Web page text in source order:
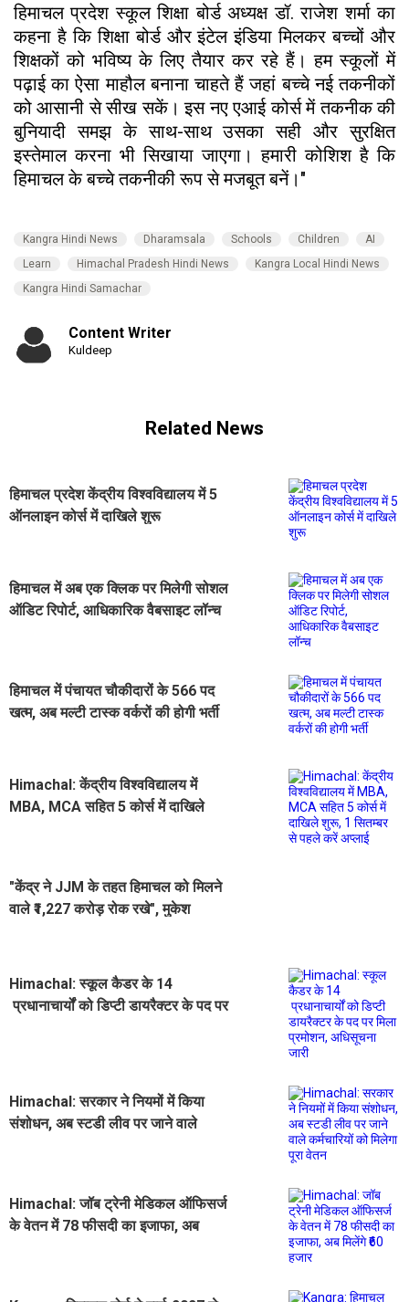
हिमाचल प्रदेश स्कूल शिक्षा बोर्ड अध्यक्ष डॉ. राजेश शर्मा का
कहना है कि शिक्षा बोर्ड और इंटेल इंडिया मिलकर बच्चों और
शिक्षकों को भविष्य के लिए तैयार कर रहे हैं। हम स्कूलों में
पढ़ाई का ऐसा माहौल बनाना चाहते हैं जहां बच्चे नई तकनीकों
को आसानी से सीख सकें। इस नए एआई कोर्स में तकनीक की
बुनियादी समझ के साथ-साथ उसका सही और सुरक्षित
इस्तेमाल करना भी सिखाया जाएगा। हमारी कोशिश है कि
हिमाचल के बच्चे तकनीकी रूप से मजबूत बनें।"
Kangra Hindi News Dharamsala Schools Children
AI
Learn
Himachal Pradesh Hindi News
Kangra Local Hindi News
Kangra Hindi Samachar
Content Writer
Kuldeep
Related News
हिमाचल प्रदेश केंद्रीय विश्वविद्यालय में 5
ऑनलाइन कोर्स में दाखिले शुरू
हिमाचल में अब एक क्लिक पर मिलेगी सोशल
ऑडिट रिपोर्ट, आधिकारिक वैबसाइट लॉन्च
हिमाचल में पंचायत चौकीदारों के 566 पद
खत्म, अब मल्टी टास्क वर्करों की होगी भर्ती
Himachal: केंद्रीय विश्वविद्यालय में
MBA, MCA सहित 5 कोर्स में दाखिले
"केंद्र ने JJM के तहत हिमाचल को मिलने
वाले ₹1,227 करोड़ रोक रखे", मुकेश
Himachal: स्कूल कैडर के 14
प्रधानाचार्यों को डिप्टी डायरैक्टर के पद पर
Himachal: सरकार ने नियमों में किया
संशोधन, अब स्टडी लीव पर जाने वाले
Himachal: जॉब ट्रेनी मेडिकल ऑफिसर्ज
के वेतन में 78 फीसदी का इजाफा, अब